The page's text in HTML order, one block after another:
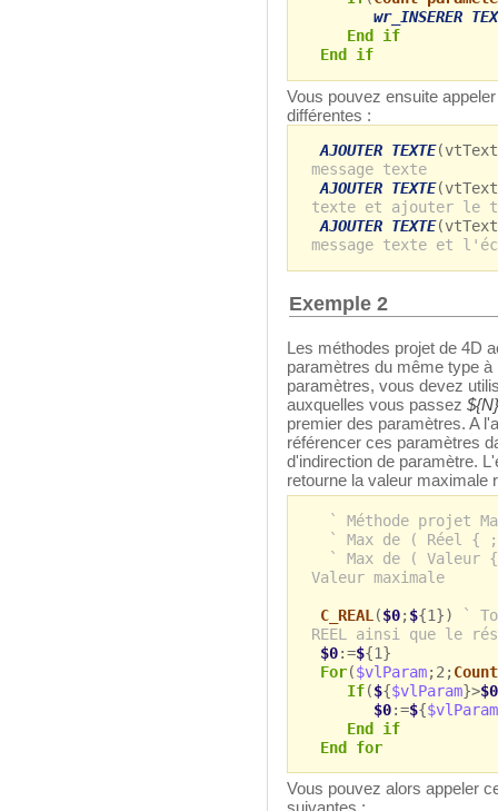
wr_INSERER
End if
End if
Vous pouvez ensuite
différentes :
AJOUTER TEXTE
message texte
AJOUTER TEXTE
texte et ajouter le
AJOUTER TEXTE
message texte et
Exemple 2
Les méthodes projet de 4D
paramètres du même type
paramètres, vous devez
auxquelles vous passez ${N}
premier des paramètres. A
référencer ces paramètres
d'indirection de paramètre.
retourne la valeur maximale
` Méthode projet
` Max de ( Réel {
` Max de (
Valeur maximale
C_REAL ($0;${1})
`
REEL ainsi que le
$0:=${1}
For($vlParam;2;
If(${$vlParam}>$0
$0:=${$vlParam
End if
End for
Vous pouvez alors appeler